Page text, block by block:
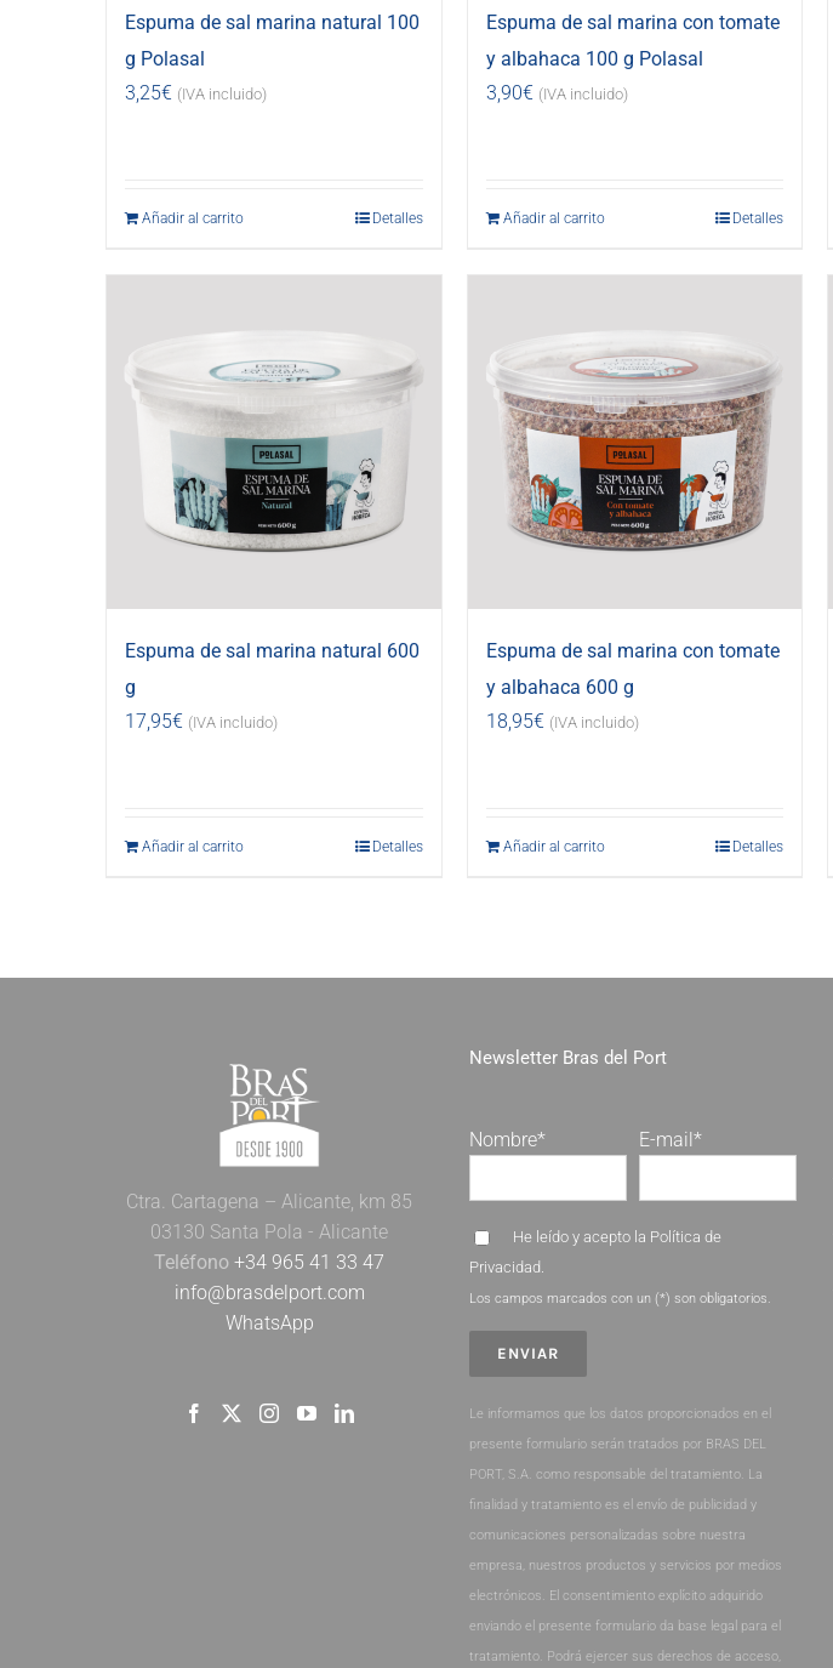
Espuma de sal marina natural 100
g Polasal
3,25€ (IVA incluido)
Añadir al carrito Detalles
Espuma de sal marina con tomate
y albahaca 100 g Polasal
3,90€ (IVA incluido)
Añadir al carrito Detalles
Espuma de sal marina natural 600
g
17,95€ (IVA incluido)
Añadir al carrito Detalles
Espuma de sal marina con tomate
y albahaca 600 g
18,95€ (IVA incluido)
Añadir al carrito Detalles
Ctra. Cartagena – Alicante, km 85
03130 Santa Pola - Alicante
Teléfono +34 965 41 33 47
info@brasdelport.com
WhatsApp
Newsletter Bras del Port
Nombre* E-mail*
He leído y acepto la Política de
Privacidad.
Los campos marcados con un (*) son obligatorios.
Le informamos que los datos proporcionados en el
presente formulario serán tratados por BRAS DEL
PORT, S.A. como responsable del tratamiento. La
finalidad y tratamiento es el envío de publicidad y
comunicaciones personalizadas sobre nuestra
empresa, nuestros productos y servicios por medios
electrónicos. El consentimiento explícito adquirido
enviando el presente formulario da base legal para el
tratamiento. Podrá ejercer sus derechos de acceso,